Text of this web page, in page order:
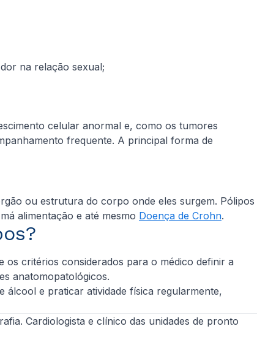
na relação sexual;
celular anormal e, como os tumores
frequente. A principal forma de
ou estrutura do corpo onde eles surgem. Pólipos
alimentação e até mesmo Doença de Crohn.
critérios considerados para o médico definir a
anatomopatológicos.
álcool e praticar atividade física regularmente,
Cardiologista e clínico das unidades de pronto